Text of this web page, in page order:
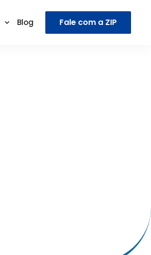
Blog Fale com a ZIP